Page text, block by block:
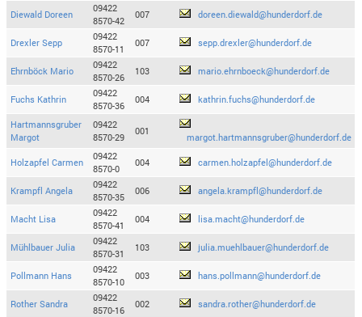
Diewald Doreen
09422
8570-42
007 doreen.diewald@hunderdorf.de
Drexler Sepp
09422
8570-11
007 sepp.drexler@hunderdorf.de
Ehrnböck Mario
09422
8570-26
103 mario.ehrnboeck@hunderdorf.de
Fuchs Kathrin
09422
8570-36
004 kathrin.fuchs@hunderdorf.de
Hartmannsgruber
Margot
09422
8570-29
001
margot.hartmannsgruber@hunderdorf.de
Holzapfel Carmen
09422
8570-0
004 carmen.holzapfel@hunderdorf.de
Krampfl Angela
09422
8570-35
006 angela.krampfl@hunderdorf.de
Macht Lisa
09422
8570-41
004 lisa.macht@hunderdorf.de
Mühlbauer Julia
09422
8570-31
103 julia.muehlbauer@hunderdorf.de
Pollmann Hans
09422
8570-10
003 hans.pollmann@hunderdorf.de
Rother Sandra
09422
8570-16
002 sandra.rother@hunderdorf.de